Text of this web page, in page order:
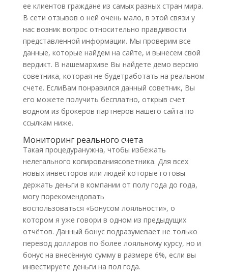
ее клиентов граждане из самых разных стран мира.
В сети отзывов о ней очень мало, в этой связи у
нас возник вопрос относительно правдивости
представленной информации. Мы проверим все
данные, которые найдем на сайте, и вынесем свой
вердикт. В нашемархиве Вы найдете демо версию
советника, которая не будетработать на реальном
счете. ЕслиВам понравился данный советник, Вы
его можете получить бесплатно, открыв счет
водном из брокеров партнеров нашего сайта по
ссылкам ниже.
Мониторинг реального счета
Такая процедуранужна, чтобы избежать
нелегального копированиясоветника. Для всех
новых инвесторов или людей которые готовы
держать деньги в компании от полу года до года,
могу порекомендовать
воспользоваться «Бонусом лояльности», о
котором я уже говори в одном из предыдущих
отчётов. Данный бонус подразумевает не только
перевод долларов по более лояльному курсу, но и
бонус на внесённую сумму в размере 6%, если вы
инвестируете деньги на пол года.